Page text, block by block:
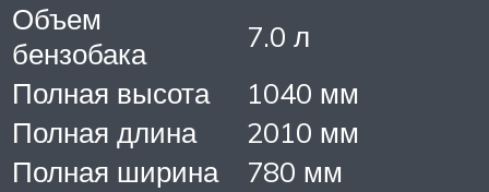
Объем
бензобака
7.0 л
Полная высота
1040 мм
Полная длина
2010 мм
Полная ширина
780 мм